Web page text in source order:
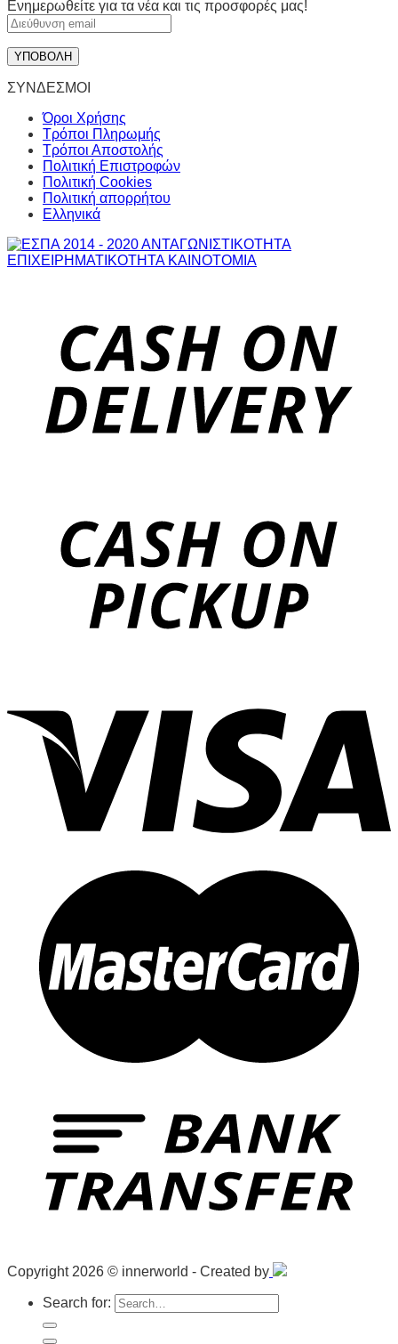
Ενημερωθείτε για τα νέα και τις προσφορές μας!
ΣΥΝΔΕΣΜΟΙ
Όροι Χρήσης
Τρόποι Πληρωμής
Τρόποι Αποστολής
Πολιτική Επιστροφών
Πολιτική Cookies
Πολιτική απορρήτου
Ελληνικά
Copyright 2026 © innerworld - Created by
Search for: